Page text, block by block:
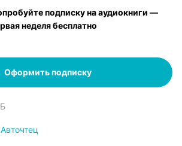
подписку на аудиокниги —
неделя бесплатно
Оформить подписку